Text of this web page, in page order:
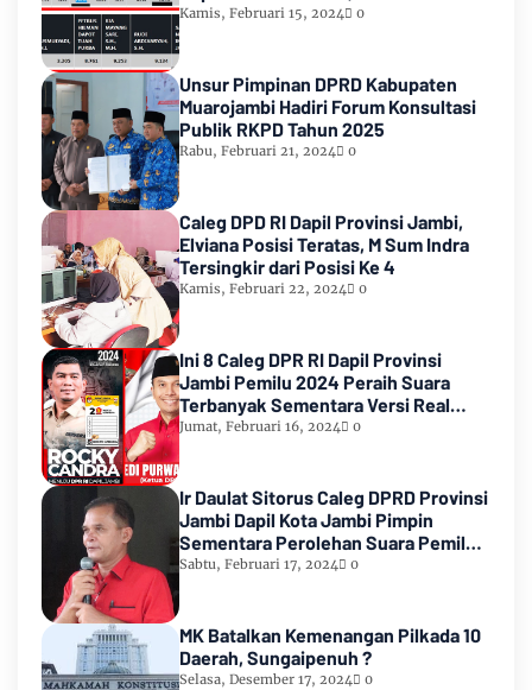
Urutan Kedua Teratas
Kamis, Februari 15, 2024 0
Unsur Pimpinan DPRD Kabupaten
Muarojambi Hadiri Forum Konsultasi
Publik RKPD Tahun 2025
Rabu, Februari 21, 2024 0
Caleg DPD RI Dapil Provinsi Jambi,
Elviana Posisi Teratas, M Sum Indra
Tersingkir dari Posisi Ke 4
Kamis, Februari 22, 2024 0
Ini 8 Caleg DPR RI Dapil Provinsi
Jambi Pemilu 2024 Peraih Suara
Terbanyak Sementara Versi Real
Count KPU RI
Jumat, Februari 16, 2024 0
Ir Daulat Sitorus Caleg DPRD Provinsi
Jambi Dapil Kota Jambi Pimpin
Sementara Perolehan Suara Pemilu
2024
Sabtu, Februari 17, 2024 0
MK Batalkan Kemenangan Pilkada 10
Daerah, Sungaipenuh ?
Selasa, Desember 17, 2024 0